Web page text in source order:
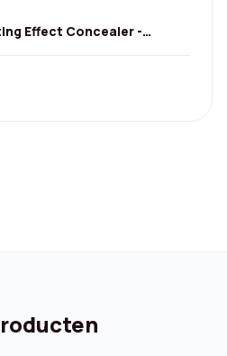
Effect Concealer -